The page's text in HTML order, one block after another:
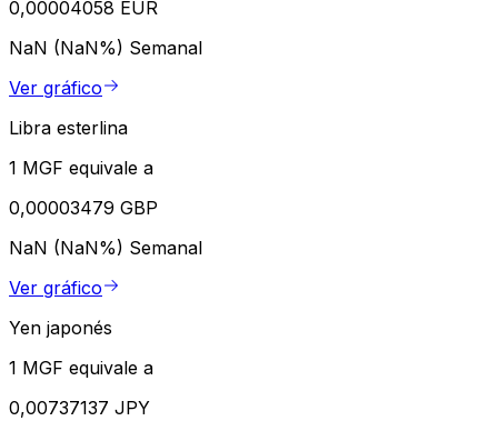
0,00004058 EUR
NaN (NaN%) Semanal
Ver gráfico
Libra esterlina
1 MGF equivale a
0,00003479 GBP
NaN (NaN%) Semanal
Ver gráfico
Yen japonés
1 MGF equivale a
0,00737137 JPY